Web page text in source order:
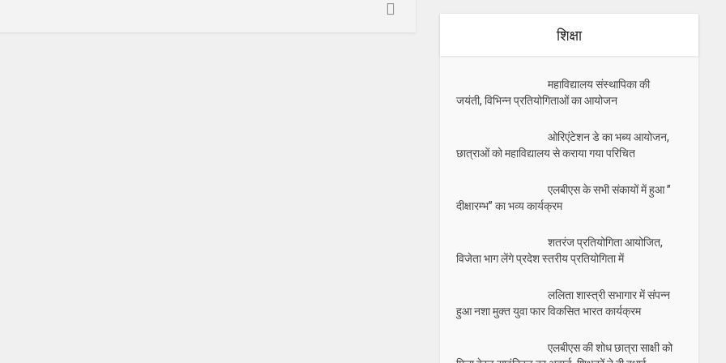
शिक्षा
महाविद्यालय संस्थापिका की
जयंती, विभिन्न प्रतियोगिताओं का आयोजन
ओरिएंटेशन डे का भब्य आयोजन,
छात्राओं को महाविद्यालय से कराया गया परिचित
एलबीएस के सभी संकायों में हुआ ”
दीक्षारम्भ” का भव्य कार्यक्रम
शतरंज प्रतियोगिता आयोजित,
विजेता भाग लेंगे प्रदेश स्तरीय प्रतियोगिता में
ललिता शास्त्री सभागार में संपन्न
हुआ नशा मुक्त युवा फार विकसित भारत कार्यक्रम
एलबीएस की शोध छात्रा साक्षी को